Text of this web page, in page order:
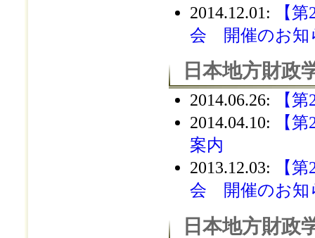
2014.12.01 :
【
会 開催のお知
日本地方財政
2014.06.26:
【
2014.04.10:
【
案内
2013.12.03:
【
会 開催のお知
日本地方財政